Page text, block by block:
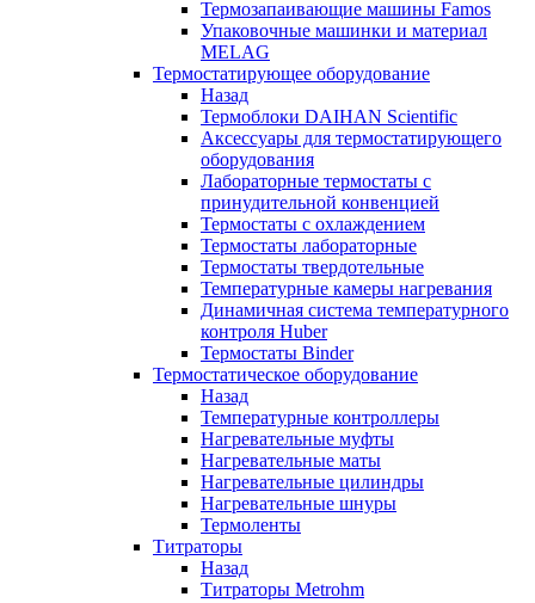
Термозапаивающие машины Famos
Упаковочные машинки и материал
MELAG
Термостатирующее оборудование
Назад
Термоблоки DAIHAN Scientific
Аксессуары для термостатирующего
оборудования
Лабораторные термостаты с
принудительной конвенцией
Термостаты с охлаждением
Термостаты лабораторные
Термостаты твердотельные
Температурные камеры нагревания
Динамичная система температурного
контроля Huber
Термостаты Binder
Термостатическое оборудование
Назад
Температурные контроллеры
Нагревательные муфты
Нагревательные маты
Нагревательные цилиндры
Нагревательные шнуры
Термоленты
Титраторы
Назад
Титраторы Metrohm